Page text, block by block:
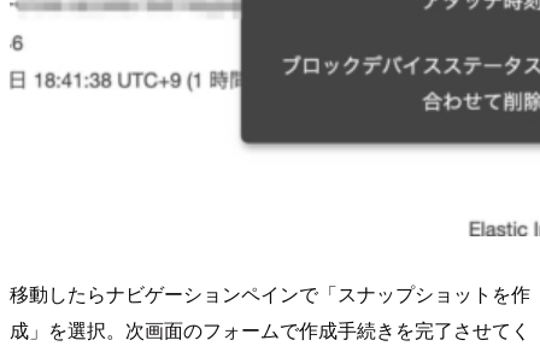
移動したらナビゲーションペインで「スナップショットを作
成」を選択。次画面のフォームで作成手続きを完了させてく